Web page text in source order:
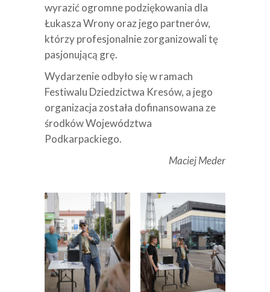
wyrazić ogromne podziękowania dla
Łukasza Wrony oraz jego partnerów,
którzy profesjonalnie zorganizowali tę
pasjonującą grę.
Wydarzenie odbyło się w ramach
Festiwalu Dziedzictwa Kresów, a jego
organizacja została dofinansowana ze
środków Województwa
Podkarpackiego.
Maciej Meder